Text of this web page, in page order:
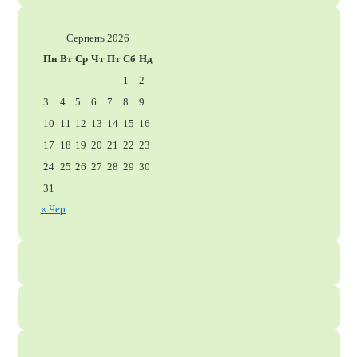
Серпень 2026
Пн Вт Ср Чт Пт Сб Нд
1
2
3
4 5 6 7 8
9
10 11 12 13 14 15 16
17 18 19 20 21 22 23
24 25 26 27 28 29 30
31
« Чер